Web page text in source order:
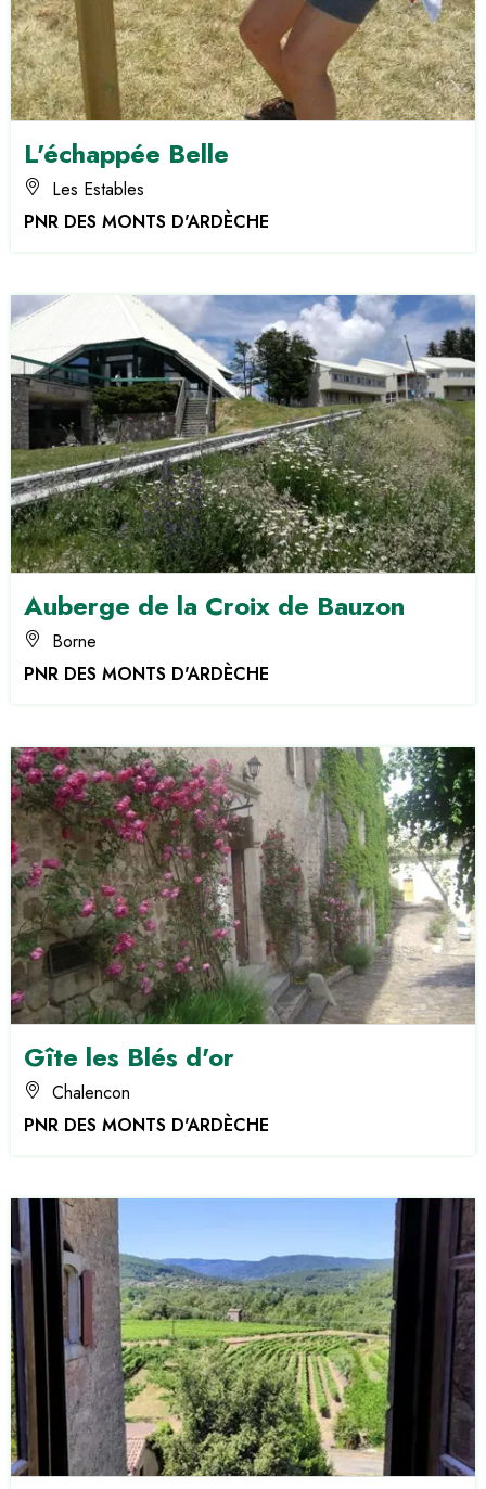
L'échappée Belle
Les Estables
PNR DES MONTS D'ARDÈCHE
Auberge de la Croix de Bauzon
Borne
PNR DES MONTS D'ARDÈCHE
Gîte les Blés d'or
Chalencon
PNR DES MONTS D'ARDÈCHE